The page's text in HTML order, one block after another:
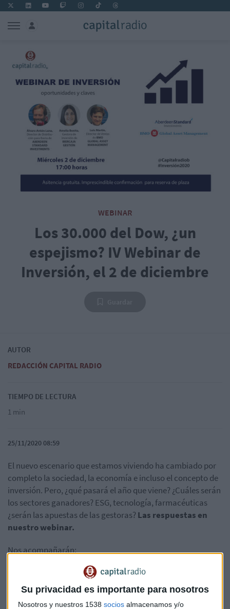
Su privacidad es importante para nosotros
Nosotros y nuestros 1538 socios almacenamos y/o
WEBINAR
Los 30.000 del Dow, ¿un
espejismo? IV Webinar de
Inversión, el 2 de diciembre
AUTOR
REDACCIÓN CAPITAL RADIO
TIEMPO DE LECTURA
1 min
25/11/2020 08:59
El nuevo escenario que estamos viviendo ha cambiado por
completo la sociedad, la economía e incluso el concepto de
inversión. Pero, ¿qué pasará el año que viene? ¿Cuáles serán
los sectores ganadores? ESG, tecnología, farmacéuticas
¿serán las apuestas de las gestoras? Las respuestas en
nuestro webinar.
Nos acompañarán:
Álvaro Antón Luna, Director de Distribución para Iberia de
Aberdeen Standard Investments
Amelia Benito, Gestora de inversión de Ibercaja.